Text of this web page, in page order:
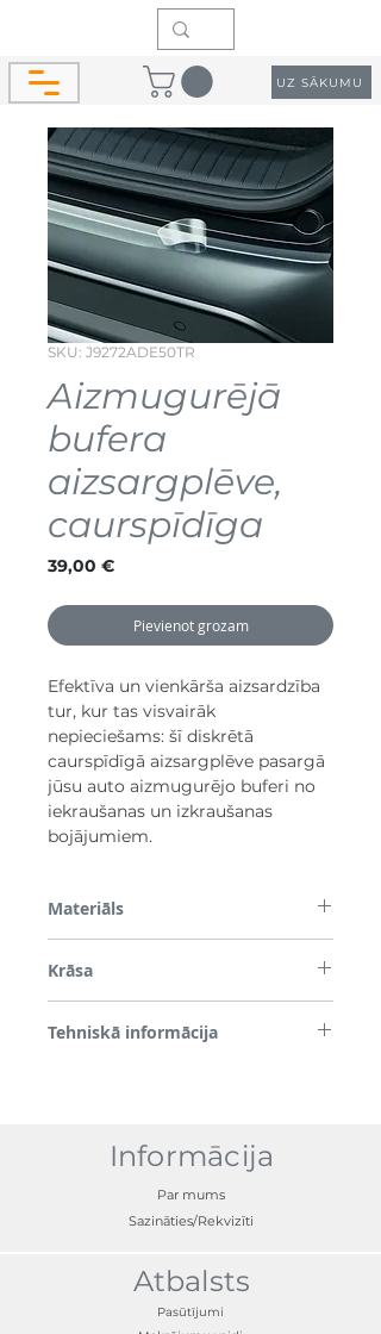
UZ SĀKUMU
SKU: J9272ADE50TR
Aizmugurējā
bufera
aizsargplēve,
caurspīdīga
39,00 €Cena
Pievienot grozam
Efektīva un vienkārša aizsardzība
tur, kur tas visvairāk
nepieciešams: šī diskrētā
caurspīdīgā aizsargplēve pasargā
jūsu auto aizmugurējo buferi no
iekraušanas un izkraušanas
bojājumiem.
Materiāls
Krāsa
Tehniskā informācija
Informācija
Par mums
Sazināties/Rekvizīti
Atbalsts
Pasūtījumi